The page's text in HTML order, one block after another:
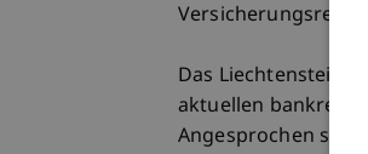
Das
aktuellen
Angesprochen sind